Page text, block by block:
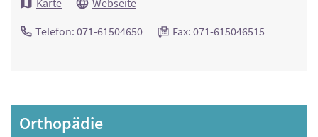
Telefon: 071-61504650 Fax: 071-615046515
Orthopädie